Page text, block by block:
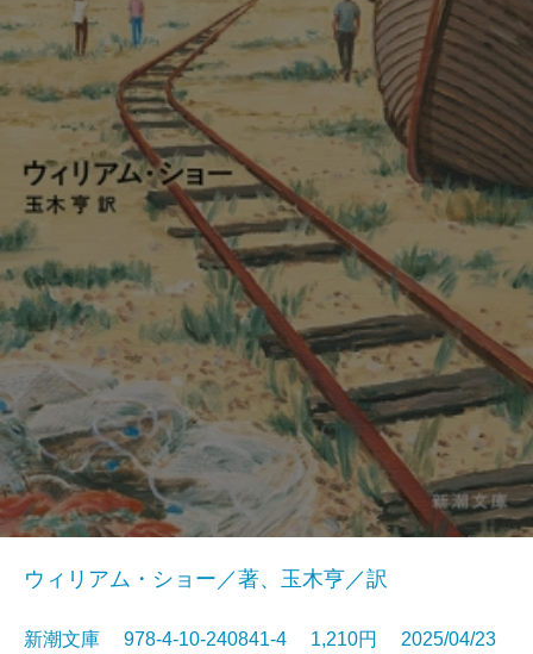
ウィリアム・ショー／著、玉木亨／訳
新潮文庫 978-4-10-240841-4 1,210円 2025/04/23